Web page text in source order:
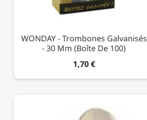
WONDAY - Trombones Galvanisés
- 30 Mm (boîte De 100)
1,70 €